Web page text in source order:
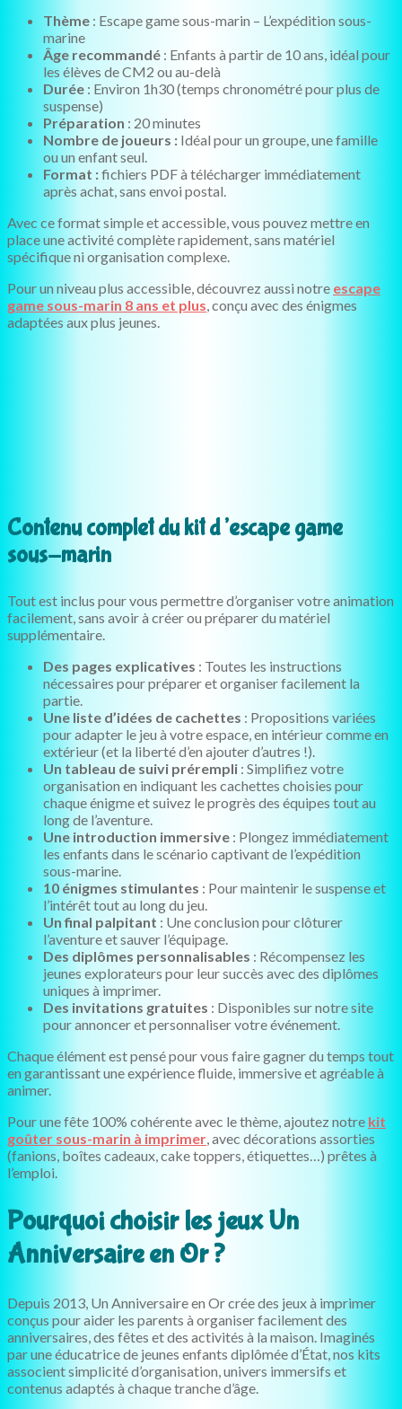
Thème : Escape game sous-marin – L’expédition sous-
marine
Âge recommandé : Enfants à partir de 10 ans, idéal pour
les élèves de CM2 ou au-delà
Durée : Environ 1h30 (temps chronométré pour plus de
suspense)
Préparation : 20 minutes
Nombre de joueurs : Idéal pour un groupe, une famille
ou un enfant seul.
Format :fichiers PDF à télécharger immédiatement
après achat, sans envoi postal.
Avec ce format simple et accessible, vous pouvez mettre en
place une activité complète rapidement, sans matériel
spécifique ni organisation complexe.
Pour un niveau plus accessible, découvrez aussi notre escape
game sous-marin 8 ans et plus , conçu avec des énigmes
adaptées aux plus jeunes.
Contenu complet du kit d’escape game
sous-marin
Tout est inclus pour vous permettre d’organiser votre animation
facilement, sans avoir à créer ou préparer du matériel
supplémentaire.
Des pages explicatives : Toutes les instructions
nécessaires pour préparer et organiser facilement la
partie.
Une liste d’idées de cachettes : Propositions variées
pour adapter le jeu à votre espace, en intérieur comme en
extérieur (et la liberté d’en ajouter d’autres !).
Un tableau de suivi prérempli : Simplifiez votre
organisation en indiquant les cachettes choisies pour
chaque énigme et suivez le progrès des équipes tout au
long de l’aventure.
Une introduction immersive : Plongez immédiatement
les enfants dans le scénario captivant de l’expédition
sous-marine.
10 énigmes stimulantes : Pour maintenir le suspense et
l’intérêt tout au long du jeu.
Un final palpitant : Une conclusion pour clôturer
l’aventure et sauver l’équipage.
Des diplômes personnalisables : Récompensez les
jeunes explorateurs pour leur succès avec des diplômes
uniques à imprimer.
Des invitations gratuites : Disponibles sur notre site
pour annoncer et personnaliser votre événement.
Chaque élément est pensé pour vous faire gagner du temps tout
en garantissant une expérience fluide, immersive et agréable à
animer.
Pour une fête 100% cohérente avec le thème, ajoutez notre kit
goûter sous-marin à imprimer, avec décorations assorties
(fanions, boîtes cadeaux, cake toppers, étiquettes…) prêtes à
l’emploi.
Pourquoi choisir les jeux Un
Anniversaire en Or ?
Depuis 2013, Un Anniversaire en Or crée des jeux à imprimer
conçus pour aider les parents à organiser facilement des
anniversaires, des fêtes et des activités à la maison. Imaginés
par une éducatrice de jeunes enfants diplômée d’État, nos kits
associent simplicité d’organisation, univers immersifs et
contenus adaptés à chaque tranche d’âge.